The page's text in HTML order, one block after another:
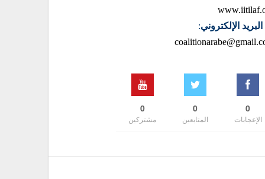
البريد الإلكتروني:
0
الإعجابات
0
المتابعين
0
مشتركين